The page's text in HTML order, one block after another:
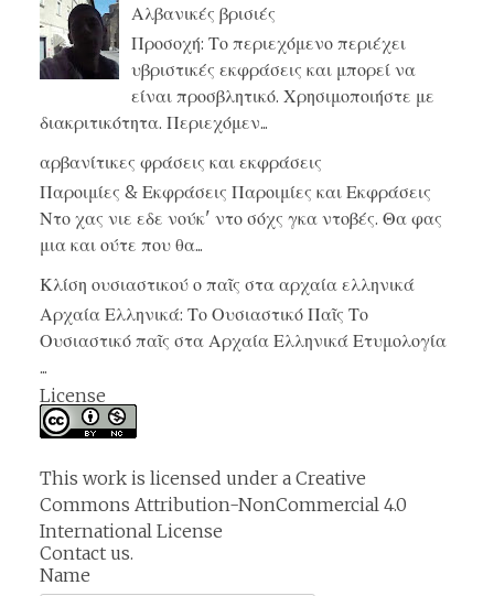
Αλβανικές βρισιές
Προσοχή: Το περιεχόμενο περιέχει
υβριστικές εκφράσεις και μπορεί να
είναι προσβλητικό. Χρησιμοποιήστε με
διακριτικότητα. Περιεχόμεν...
αρβανίτικες φράσεις και εκφράσεις
Παροιμίες & Εκφράσεις Παροιμίες και Εκφράσεις
Ντο χας νιε εδε νούκ' ντο σόχς γκα ντοβές. Θα φας
μια και ούτε που θα...
Κλίση ουσιαστικού ο παῖς στα αρχαία ελληνικά
Αρχαία Ελληνικά: Το Ουσιαστικό Παῖς Το
Ουσιαστικό παῖς στα Αρχαία Ελληνικά Ετυμολογία
...
License
This work is licensed under a Creative
Commons Attribution-NonCommercial 4.0
International License
Contact us.
Name